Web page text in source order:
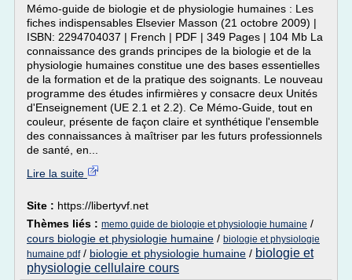
Mémo-guide de biologie et de physiologie humaines : Les
fiches indispensables Elsevier Masson (21 octobre 2009) |
ISBN: 2294704037 | French | PDF | 349 Pages | 104 Mb La
connaissance des grands principes de la biologie et de la
physiologie humaines constitue une des bases essentielles
de la formation et de la pratique des soignants. Le nouveau
programme des études infirmières y consacre deux Unités
d'Enseignement (UE 2.1 et 2.2). Ce Mémo-Guide, tout en
couleur, présente de façon claire et synthétique l'ensemble
des connaissances à maîtriser par les futurs professionnels
de santé, en...
Lire la suite
Site : https://libertyvf.net
Thèmes liés : memo guide de biologie et physiologie humaine /
cours biologie et physiologie humaine / biologie et physiologie
humaine pdf/ biologie et physiologie humaine / biologie et
physiologie cellulaire cours